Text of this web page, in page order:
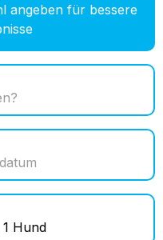
angeben für bessere
1 Hund